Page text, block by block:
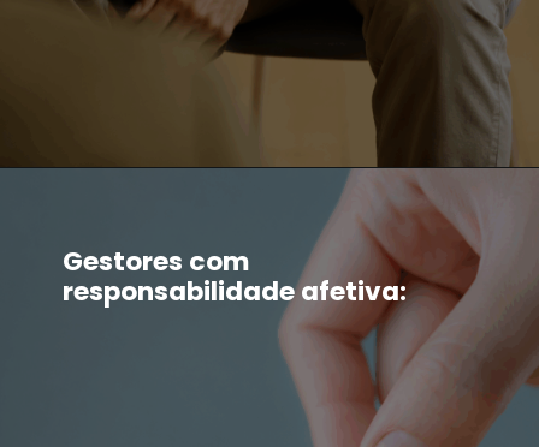
Gestores com
responsabilidade afetiva: